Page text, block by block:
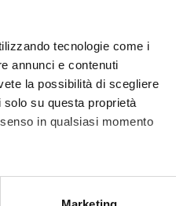
tecnologie come i
annunci e contenuti
la possibilità di scegliere
su questa proprietà
in qualsiasi momento
metro,
the adaptation of the